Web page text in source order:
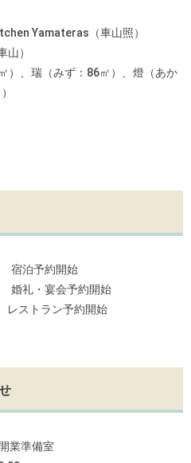
Yamateras（車山照）
山）
）、瑞（みず：86㎡）、燈（あか
宿泊予約開始
婚礼・宴会予約開始
ストラン予約開始
業準備室